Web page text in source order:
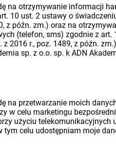
na otrzymywanie informacji
10 ust. 2 ustawy o
z późn. zm.) oraz na
(telefon, sms) zgodnie z
z 2016 r., poz. 1489, z późn.
sp. z o.o. sp. k ADN
na przetwarzanie moich
w celu marketingu
użyciu
tym celu udostępniam moje